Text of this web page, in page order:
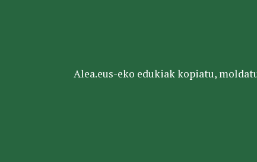
Alea.eus-eko edukiak kopiatu,